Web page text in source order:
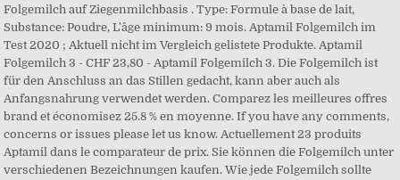
Folgemilch auf Ziegenmilchbasis . Type: Formule à base de lait,
Substance: Poudre, L'âge minimum: 9 mois. Aptamil Folgemilch im
Test 2020 ; Aktuell nicht im Vergleich gelistete Produkte. Aptamil
Folgemilch 3 - CHF 23,80 - Aptamil Folgemilch 3. Die Folgemilch ist
für den Anschluss an das Stillen gedacht, kann aber auch als
Anfangsnahrung verwendet werden. Comparez les meilleures offres
brand et économisez 25.8 % en moyenne. If you have any comments,
concerns or issues please let us know. Actuellement 23 produits
Aptamil dans le comparateur de prix. Sie können die Folgemilch unter
verschiedenen Bezeichnungen kaufen. Wie jede Folgemilch sollte